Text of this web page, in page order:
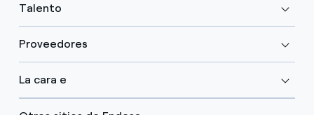
Talento
Proveedores
La cara e